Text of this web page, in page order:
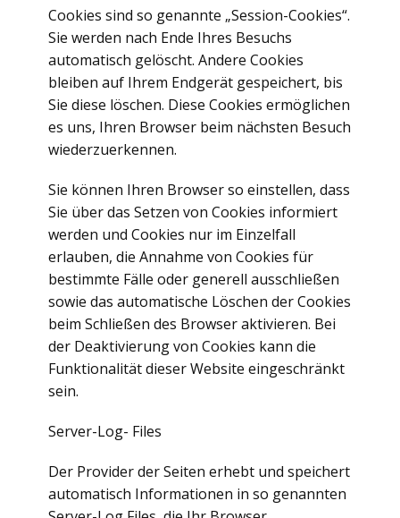
Cookies sind so genannte „Session-Cookies“.
Sie werden nach Ende Ihres Besuchs
automatisch gelöscht. Andere Cookies
bleiben auf Ihrem Endgerät gespeichert, bis
Sie diese löschen. Diese Cookies ermöglichen
es uns, Ihren Browser beim nächsten Besuch
wiederzuerkennen.
Sie können Ihren Browser so einstellen, dass
Sie über das Setzen von Cookies informiert
werden und Cookies nur im Einzelfall
erlauben, die Annahme von Cookies für
bestimmte Fälle oder generell ausschließen
sowie das automatische Löschen der Cookies
beim Schließen des Browser aktivieren. Bei
der Deaktivierung von Cookies kann die
Funktionalität dieser Website eingeschränkt
sein.
Server-Log- Files
Der Provider der Seiten erhebt und speichert
automatisch Informationen in so genannten